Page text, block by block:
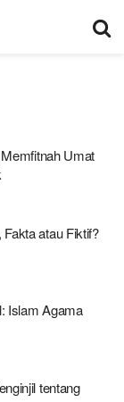
Umat
atau Fiktif?
Islam Agama
tentang